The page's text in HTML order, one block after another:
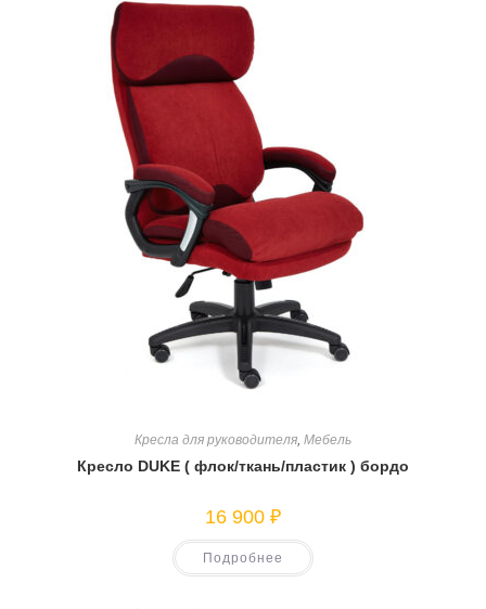
Кресла для руководителя Мебель
Кресло DUKE ( флок/ткань/пластик ) бордо
16 900 ₽
Подробнее